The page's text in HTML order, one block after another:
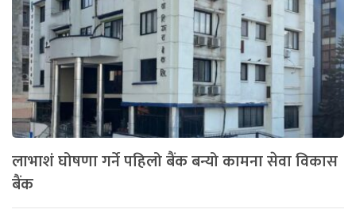
लाभाशं घोषणा गर्ने पहिलो बैंक बन्यो कामना सेवा विकास
बैंक